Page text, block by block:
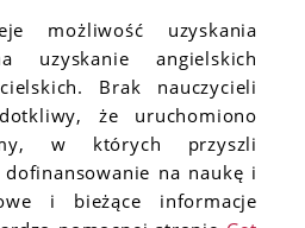
możliwość uzyskania
uzyskanie angielskich
Brak nauczycieli
że uruchomiono
w których przyszli
na naukę i
i bieżące informacje